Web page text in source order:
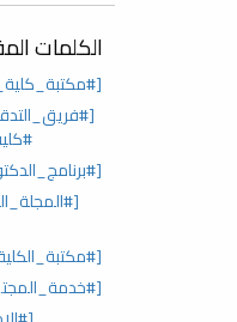
الكلمات